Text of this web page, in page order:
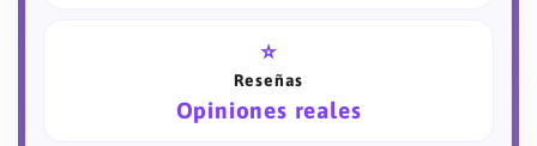
⭐
Reseñas
Opiniones reales